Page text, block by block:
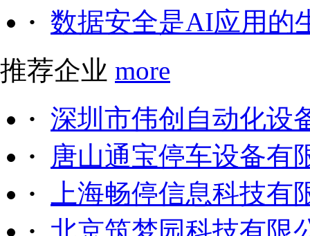
· 数据安全是AI应用的
推荐企业 more
· 深圳市伟创自动化设
·
唐山通宝停车设备有
·
上海畅停信息科技有